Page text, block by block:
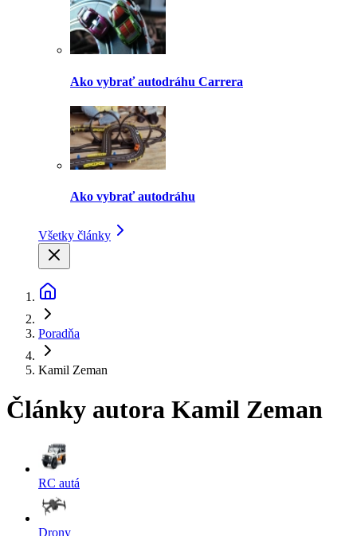
Ako vybrať autodráhu Carrera
Ako vybrať autodráhu
Všetky články
Poradňa
Kamil Zeman
Články autora Kamil Zeman
RC autá
Drony